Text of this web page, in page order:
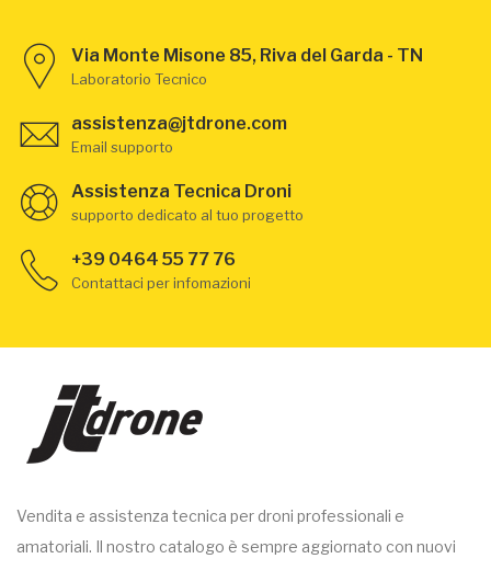
Via Monte Misone 85, Riva del Garda - TN
Laboratorio Tecnico
assistenza@jtdrone.com
Email supporto
Assistenza Tecnica Droni
supporto dedicato al tuo progetto
+39 0464 55 77 76
Contattaci per infomazioni
Vendita e assistenza tecnica per droni professionali e
amatoriali. Il nostro catalogo è sempre aggiornato con nuovi